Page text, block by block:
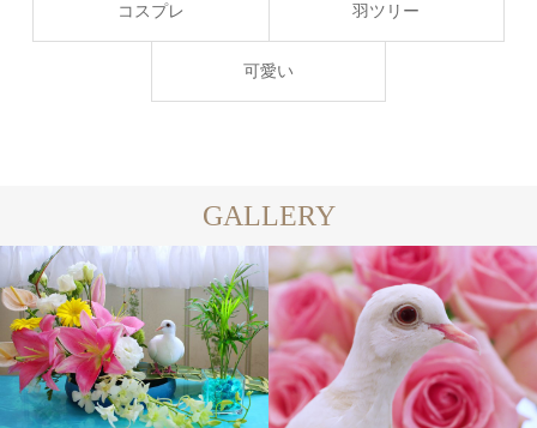
コスプレ 羽ツリー
可愛い
GALLERY